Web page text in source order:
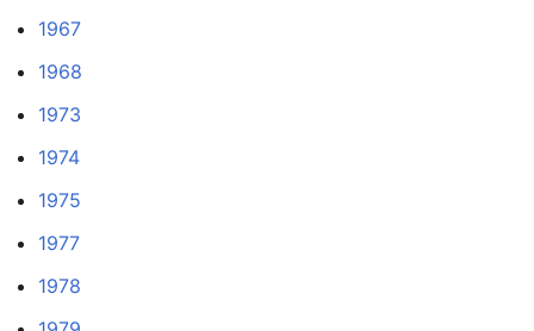
1967
1968
1973
1974
1975
1977
1978